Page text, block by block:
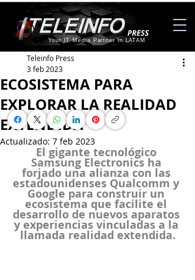
Your IT Media Partner in LATAM
ECOSISTEMA PARA
EXPLORAR LA REALIDAD
EXTENDIDA
Teleinfo Press
3 feb 2023
Actualizado: 7 feb 2023
El gigante tecnológico
Samsung Electronics ha
forjado una alianza con las
estadounidenses Qualcomm y
Google para construir un
ecosistema que facilite el
desarrollo de nuevos aparatos
y experiencias vinculadas a la
llamada realidad extendida.